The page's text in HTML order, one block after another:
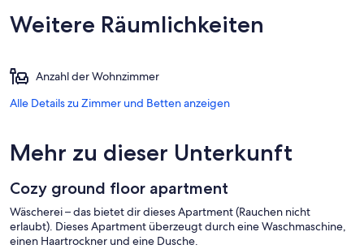
Weitere Räumlichkeiten
Anzahl der Wohnzimmer
Alle Details zu Zimmer und Betten anzeigen
Mehr zu dieser Unterkunft
Cozy ground floor apartment
Wäscherei – das bietet dir dieses Apartment (Rauchen nicht
erlaubt). Dieses Apartment überzeugt durch eine Waschmaschine,
einen Haartrockner und eine Dusche.